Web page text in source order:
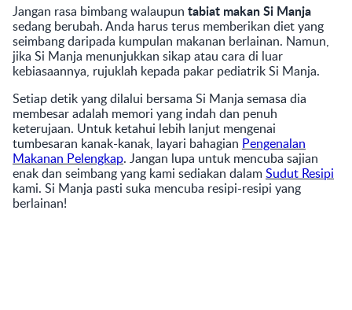
Jangan rasa bimbang walaupun tabiat makan Si Manja
sedang berubah. Anda harus terus memberikan diet yang
seimbang daripada kumpulan makanan berlainan. Namun,
jika Si Manja menunjukkan sikap atau cara di luar
kebiasaannya, rujuklah kepada pakar pediatrik Si Manja.
Setiap detik yang dilalui bersama Si Manja semasa dia
membesar adalah memori yang indah dan penuh
keterujaan. Untuk ketahui lebih lanjut mengenai
tumbesaran kanak-kanak, layari bahagian Pengenalan
Makanan Pelengkap. Jangan lupa untuk mencuba sajian
enak dan seimbang yang kami sediakan dalamSudut Resipi
kami. Si Manja pasti suka mencuba resipi-resipi yang
berlainan!